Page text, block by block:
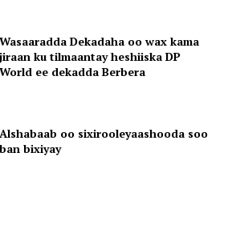
Wasaaradda Dekadaha oo wax kama
jiraan ku tilmaantay heshiiska DP
World ee dekadda Berbera
Alshabaab oo sixirooleyaashooda soo
ban bixiyay